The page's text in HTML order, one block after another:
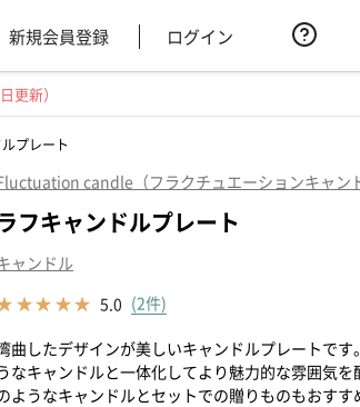
新規会員登録 ログイン
更新）
プレート
candle（フラクチュエーションキャン
フキャンドルプレート
ャンドル
5.0 (2件)
曲したデザインが美しいキャンドルプレートです
なキャンドルと一体化してより魅力的な雰囲気
ようなキャンドルとセットでの贈りものもおすす